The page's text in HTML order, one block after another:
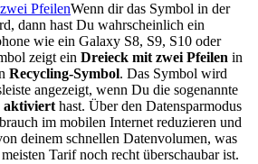
Wenn dir das Symbol in der
dann hast Du wahrscheinlich ein
wie ein Galaxy S8, S9, S10 oder
zeigt ein Dreieck mit zwei Pfeilen in
Recycling-Symbol. Das Symbol wird
angezeigt, wenn Du die sogenannte
aktiviert hast. Über den Datensparmodus
im mobilen Internet reduzieren und
deinem schnellen Datenvolumen, was
Tarif noch recht überschaubar ist.